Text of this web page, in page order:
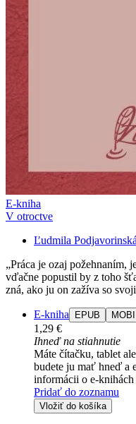
E-kniha
V otroctve
Ľudmila Podjavorinská
„Práca je ozaj požehnaním,
vďačne popustil by z toho
zná, ako ju on zažíva so
E-kniha EPUB MOBI
1,29 €
Ihneď na stiahnutie
Máte čítačku, tablet
budete ju mať hneď a
informácii o e-knihách
Pridať do zoznamu
Vložiť do košíka